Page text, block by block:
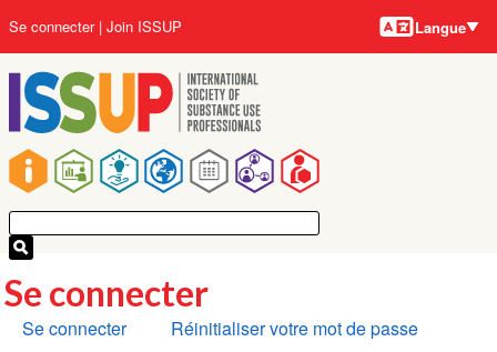
au
contenu
principal
Main
navigation
User
account
menu
Se connecter Join ISSUP Langues
Langue
Se connecter
Onglets
Se connecter Réinitialiser votre mot de passe